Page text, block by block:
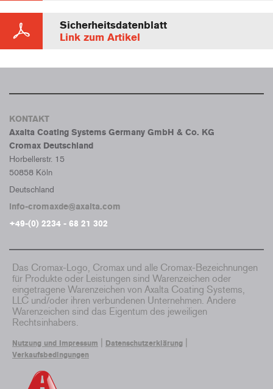
Sicherheitsdatenblatt
Link zum Artikel
KONTAKT
Axalta Coating Systems Germany GmbH & Co. KG
Cromax Deutschland
Horbellerstr. 15
50858 Köln
Deutschland
info-cromaxde@axalta.com
+49-(0) 2234 - 68 21 302
Das Cromax-Logo, Cromax und alle Cromax-Bezeichnungen
für Produkte oder Leistungen sind Warenzeichen oder
eingetragene Warenzeichen von Axalta Coating Systems,
LLC und/oder ihren verbundenen Unternehmen. Andere
Warenzeichen sind das Eigentum des jeweiligen
Rechtsinhabers.
Nutzung und Impressum Datenschutzerklärung
Verkaufsbedingungen